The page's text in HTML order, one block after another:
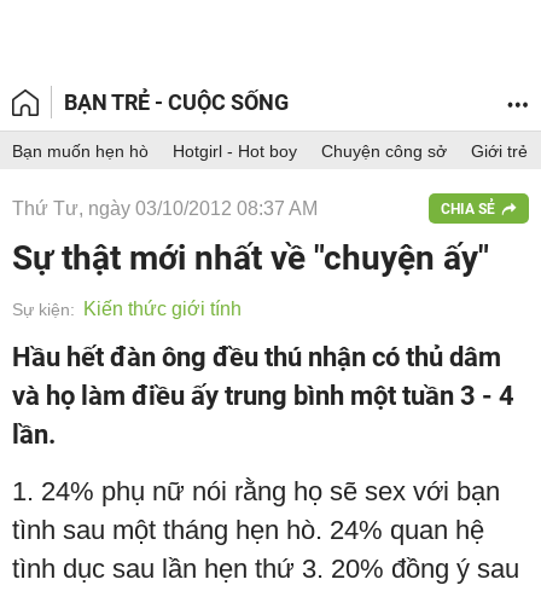
BẠN TRẺ - CUỘC SỐNG
Bạn muốn hẹn hò Hotgirl - Hot boy Chuyện công sở Giới trẻ
Thứ Tư, ngày 03/10/2012 08:37 AM CHIA SẺ
Sự thật mới nhất về "chuyện ấy"
Sự kiện: Kiến thức giới tính
Hầu hết đàn ông đều thú nhận có thủ dâm
và họ làm điều ấy trung bình một tuần 3 - 4
lần.
1. 24% phụ nữ nói rằng họ sẽ sex với bạn
tình sau một tháng hẹn hò. 24% quan hệ
tình dục sau lần hẹn thứ 3. 20% đồng ý sau